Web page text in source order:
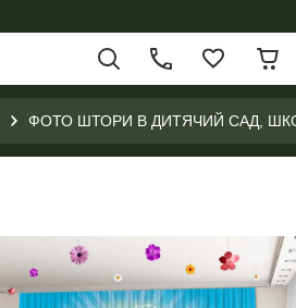
ФОТО ШТОРИ В ДИТЯЧИЙ САД,